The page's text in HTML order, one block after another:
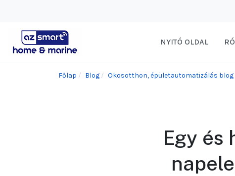
NYITÓ OLDAL
Főlap Blog Okosotthon, épületautomatizálás blog
Egy és